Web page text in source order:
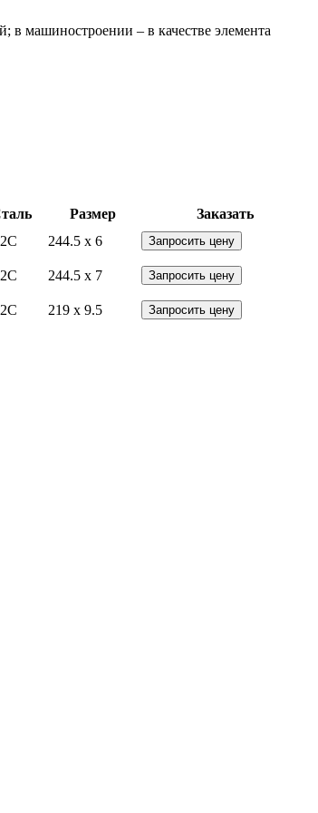
в машиностроении – в качестве элемента
Размер
Заказать
244.5 x 6 Запросить цену
244.5 x 7 Запросить цену
219 x 9.5 Запросить цену